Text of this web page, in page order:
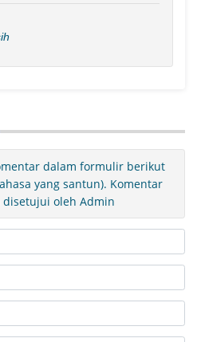
dalam formulir berikut
yang santun). Komentar
oleh Admin